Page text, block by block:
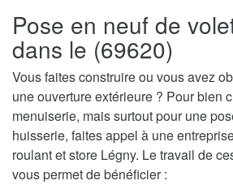
Pose en neuf de
dans le (69620)
Vous faites construire ou vous avez
une ouverture extérieure ? Pour bien
menuiserie, mais surtout pour une
huisserie, faites appel à une
roulant et store Légny. Le travail de
vous permet de bénéficier :